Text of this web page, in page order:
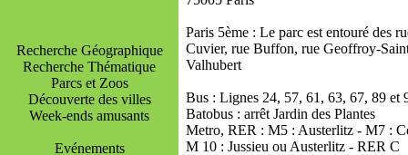
Paris 5ème : Le parc est entouré des
Cuvier, rue Buffon, rue Geoffroy-
Valhubert
Bus : Lignes 24, 57, 61, 63, 67, 89 et
Batobus : arrêt Jardin des Plantes
Metro, RER : M5 : Austerlitz - M7 :
M 10 : Jussieu ou Austerlitz - RER C
Recherche Géographique
Recherche Thématique
Parcs et Zoos
Découverte des villes
Week-ends amusants
Evénements